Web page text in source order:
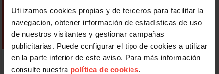
Utilizamos cookies propias y de terceros para facilitar la
navegación, obtener información de estadísticas de uso
de nuestros visitantes y gestionar campañas
publicitarias. Puede configurar el tipo de cookies a utilizar
en la parte inferior de este aviso. Para más información
consulte nuestra política de cookies.